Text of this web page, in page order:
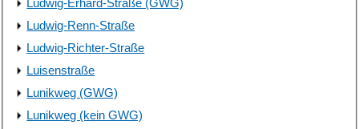
Ludwig-Erhard-Straße (GWG)
Ludwig-Renn-Straße
Ludwig-Richter-Straße
Luisenstraße
Lunikweg (GWG)
Lunikweg (kein GWG)